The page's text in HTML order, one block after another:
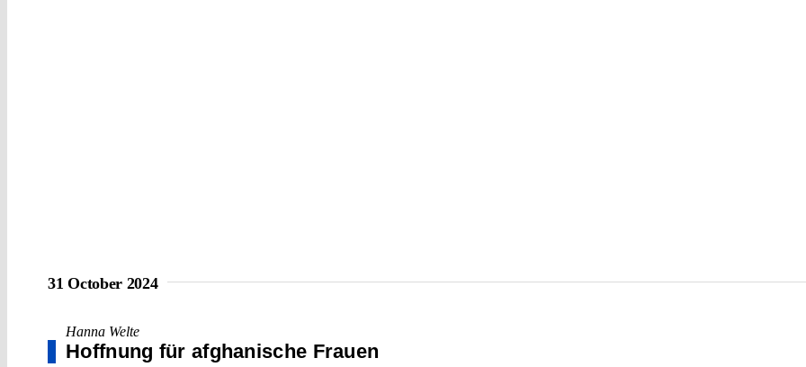
31 October 2024
Hanna Welte
Hoffnung für afghanische Frauen